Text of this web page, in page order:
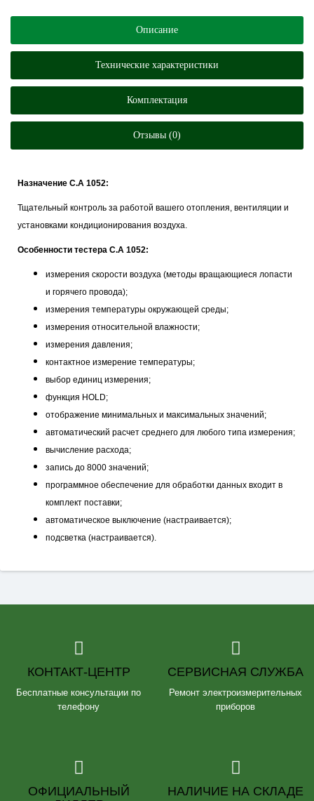
Описание
Технические характеристики
Комплектация
Отзывы (0)
Назначение C.A 1052:
Тщательный контроль за работой вашего отопления, вентиляции и
установками кондиционирования воздуха.
Особенности тестера C.A 1052:
измерения скорости воздуха (методы вращающиеся лопасти
и горячего провода);
измерения температуры окружающей среды;
измерения относительной влажности;
измерения давления;
контактное измерение температуры;
выбор единиц измерения;
функция HOLD;
отображение минимальных и максимальных значений;
автоматический расчет среднего для любого типа измерения;
вычисление расхода;
запись до 8000 значений;
программное обеспечение для обработки данных входит в
комплект поставки;
автоматическое выключение (настраивается);
подсветка (настраивается).
КОНТАКТ-ЦЕНТР
Бесплатные консультации по
телефону
СЕРВИСНАЯ СЛУЖБА
Ремонт электроизмерительных
приборов
ОФИЦИАЛЬНЫЙ
НАЛИЧИЕ НА СКЛАДЕ